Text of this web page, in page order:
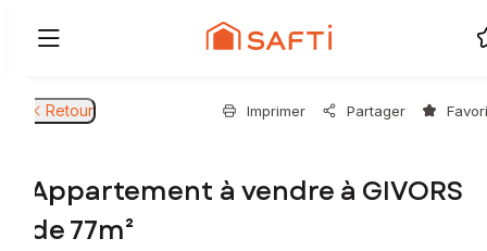
Retour Imprimer Partager
Appartement à vendre à GIVORS
de 77m²